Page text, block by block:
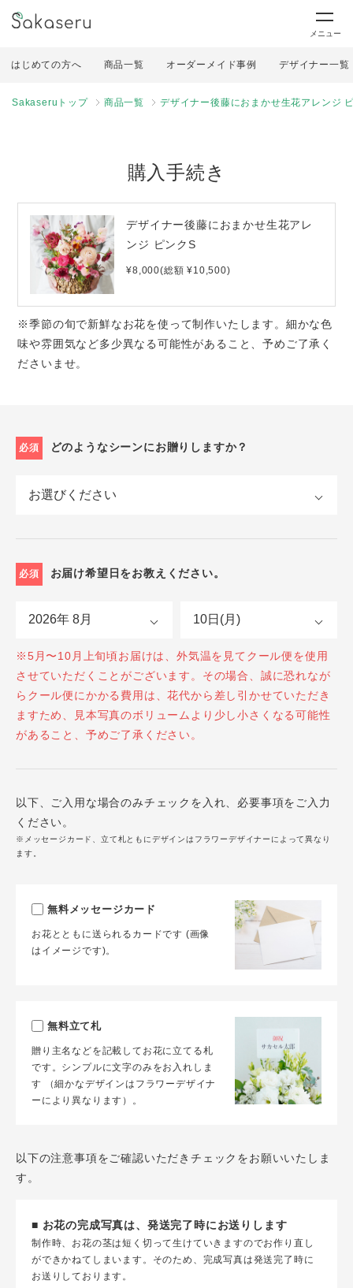
メニュー
はじめての方へ 商品一覧 オーダーメイド事例 デザイナー一覧
Sakaseruトップ 商品一覧 デザイナー後藤におまかせ生花アレンジ
購入手続き
デザイナー後藤におまかせ生花アレ
ンジ ピンクS
¥8,000(総額 ¥10,500)
※季節の旬で新鮮なお花を使って制作いたします。細かな色
味や雰囲気など多少異なる可能性があること、予めご了承く
ださいませ。
必須 どのようなシーンにお贈りしますか？
必須 お届け希望日をお教えください。
※5月〜10月上旬頃お届けは、外気温を見てクール便を使用
させていただくことがございます。その場合、誠に恐れなが
らクール便にかかる費用は、花代から差し引かせていただき
ますため、見本写真のボリュームより少し小さくなる可能性
があること、予めご了承ください。
以下、ご入用な場合のみチェックを入れ、必要事項をご入力
ください。
※メッセージカード、立て札ともにデザインはフラワーデザイナーによって異なり
ます。
無料メッセージカード
お花とともに送られるカードです (画像
はイメージです)。
無料立て札
贈り主名などを記載してお花に立てる札
です。シンプルに文字のみをお入れしま
す （細かなデザインはフラワーデザイナ
ーにより異なります）。
以下の注意事項をご確認いただきチェックをお願いいたしま
す。
■ お花の完成写真は、発送完了時にお送りします
制作時、お花の茎は短く切って生けていきますのでお作り直し
ができかねてしまいます。そのため、完成写真は発送完了時に
お送りしております。